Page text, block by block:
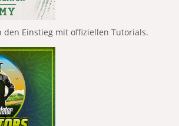
Einstieg mit offiziellen Tutorials.